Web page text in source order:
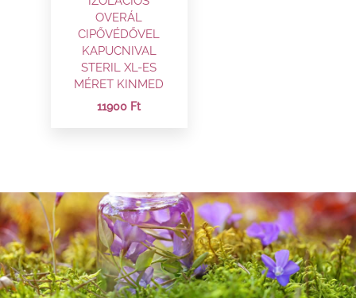
OVERÁL
CIPŐVÉDŐVEL
KAPUCNIVAL
STERIL XL-ES
MÉRET KINMED
11900 Ft